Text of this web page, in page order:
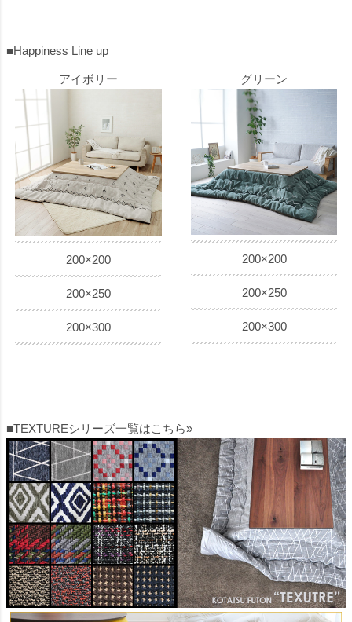
■Happiness Line up
アイボリー
200×200
200×250
200×300
グリーン
200×200
200×250
200×300
■TEXTUREシリーズ一覧はこちら»